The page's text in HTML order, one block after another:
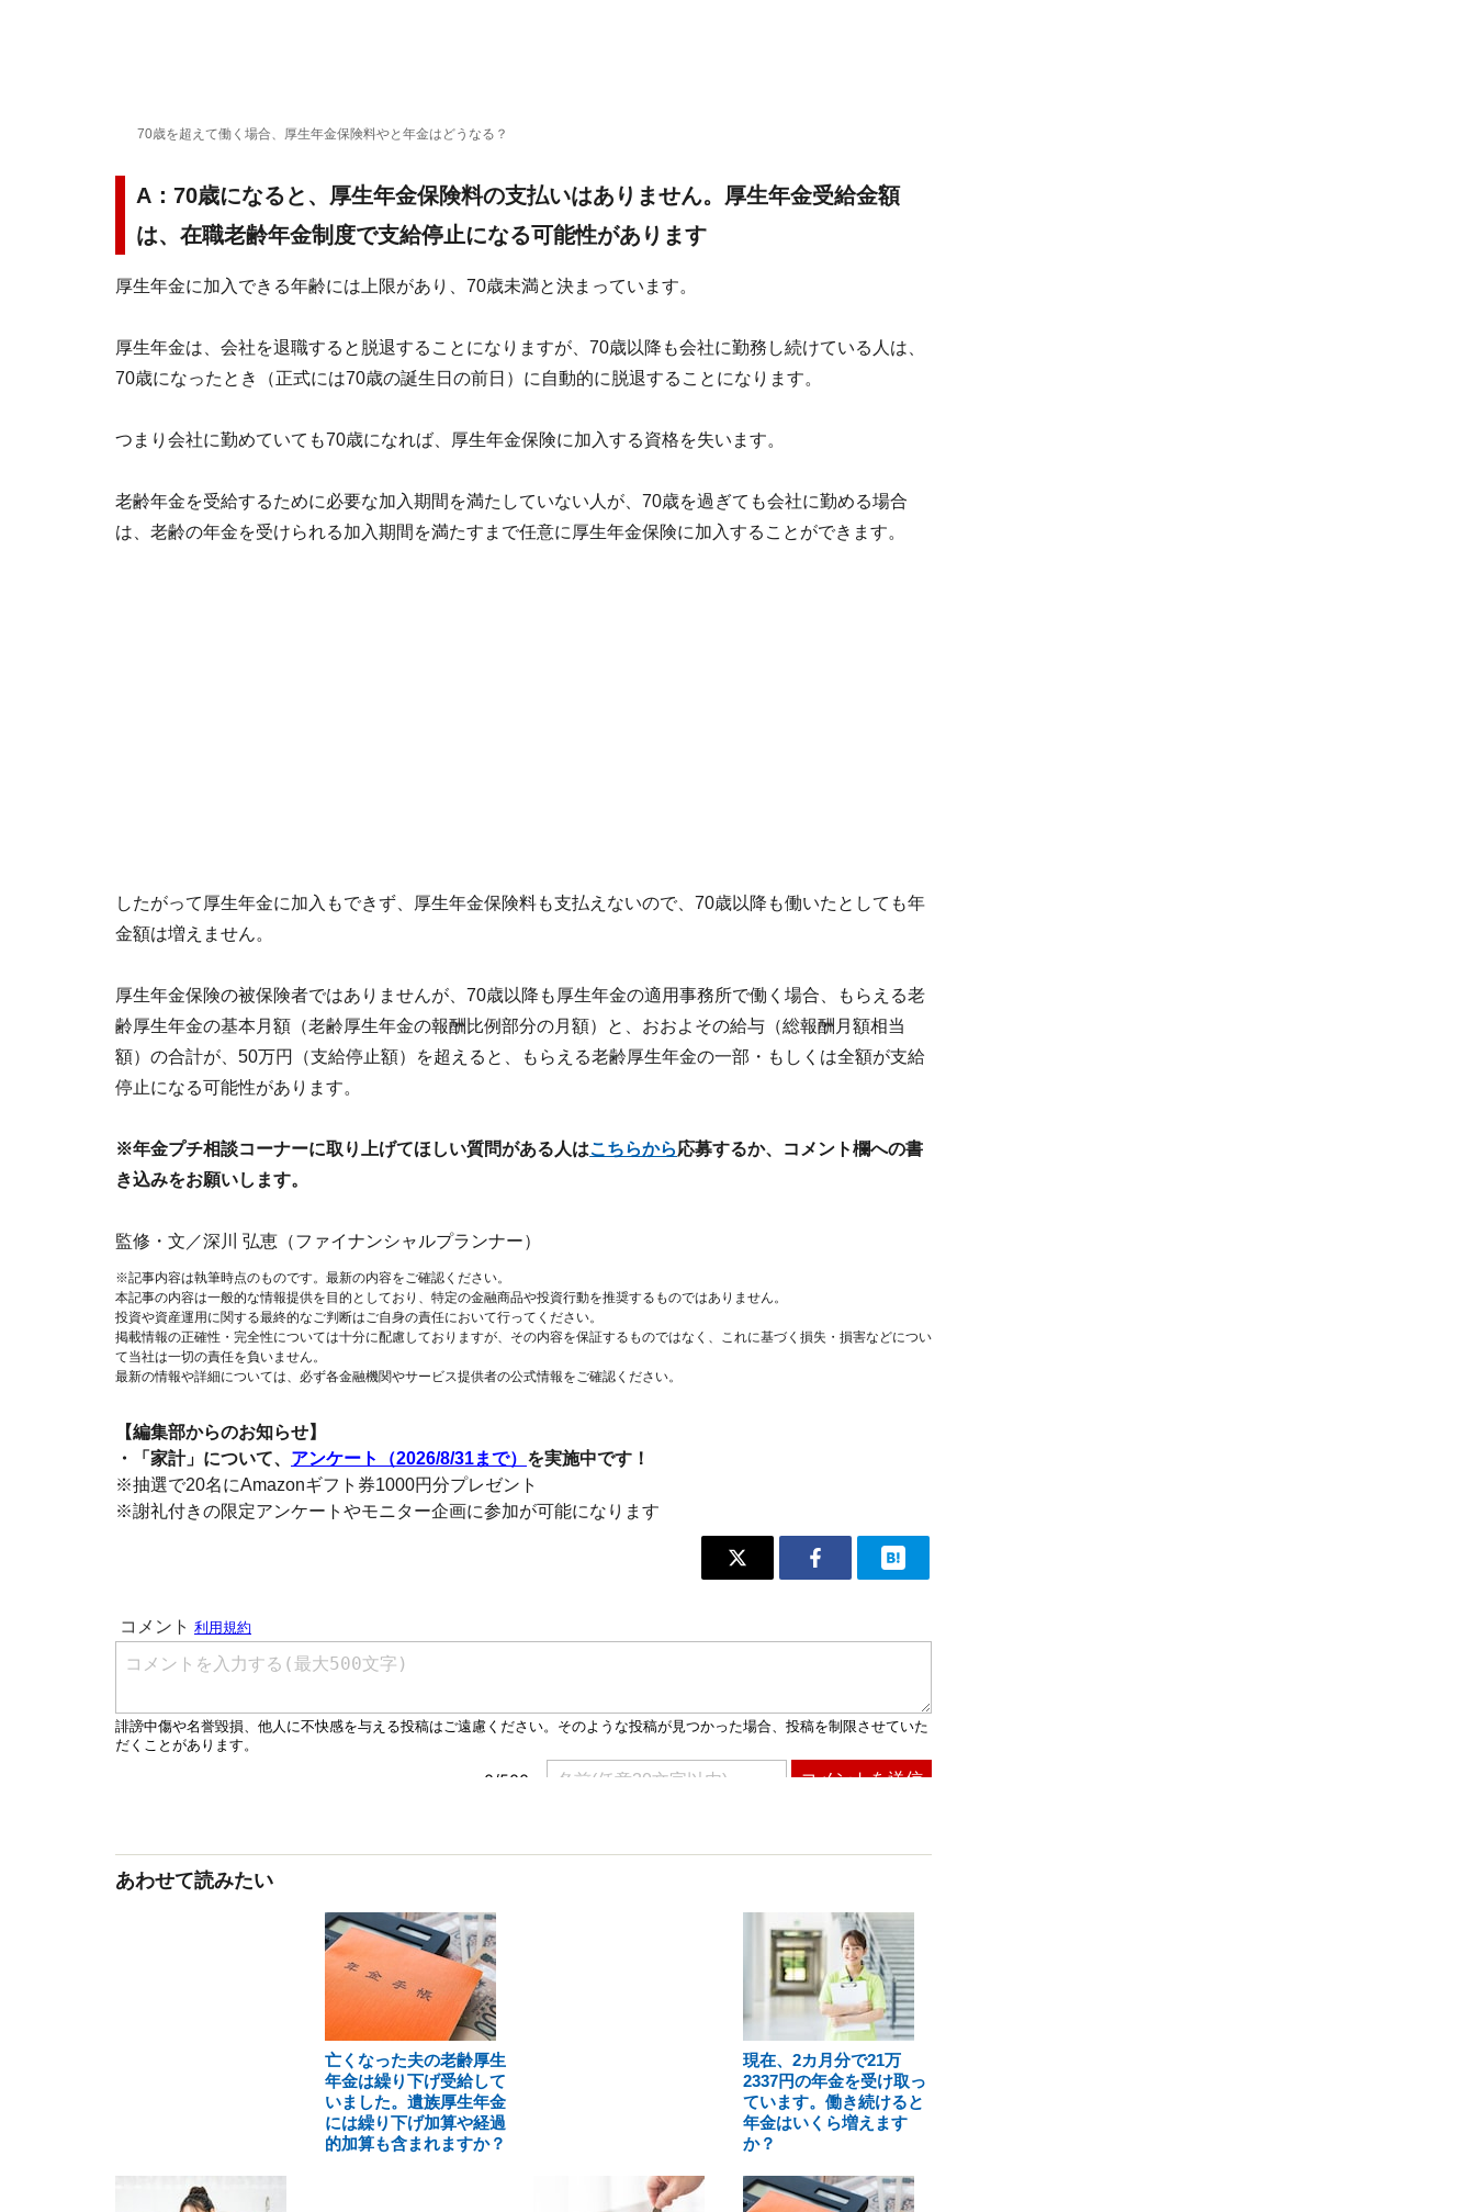
70歳を超えて働く場合、厚生年金保険料やと年金はどうなる？
A：70歳になると、厚生年金保険料の支払いはありません。厚生年金受給金額
は、在職老齢年金制度で支給停止になる可能性があります
厚生年金に加入できる年齢には上限があり、70歳未満と決まっています。
厚生年金は、会社を退職すると脱退することになりますが、70歳以降も会社に勤務し続けている人は、
70歳になったとき（正式には70歳の誕生日の前日）に自動的に脱退することになります。
つまり会社に勤めていても70歳になれば、厚生年金保険に加入する資格を失います。
老齢年金を受給するために必要な加入期間を満たしていない人が、70歳を過ぎても会社に勤める場合
は、老齢の年金を受けられる加入期間を満たすまで任意に厚生年金保険に加入することができます。
したがって厚生年金に加入もできず、厚生年金保険料も支払えないので、70歳以降も働いたとしても年
金額は増えません。
厚生年金保険の被保険者ではありませんが、70歳以降も厚生年金の適用事務所で働く場合、もらえる老
齢厚生年金の基本月額（老齢厚生年金の報酬比例部分の月額）と、おおよその給与（総報酬月額相当
額）の合計が、50万円（支給停止額）を超えると、もらえる老齢厚生年金の一部・もしくは全額が支給
停止になる可能性があります。
※年金プチ相談コーナーに取り上げてほしい質問がある人はこちらから応募するか、コメント欄への書
き込みをお願いします。
監修・文／深川 弘恵（ファイナンシャルプランナー）
※記事内容は執筆時点のものです。最新の内容をご確認ください。
本記事の内容は一般的な情報提供を目的としており、特定の金融商品や投資行動を推奨するものではありません。
投資や資産運用に関する最終的なご判断はご自身の責任において行ってください。
掲載情報の正確性・完全性については十分に配慮しておりますが、その内容を保証するものではなく、これに基づく損失・損害などについ
て当社は一切の責任を負いません。
最新の情報や詳細については、必ず各金融機関やサービス提供者の公式情報をご確認ください。
【編集部からのお知らせ】
・「家計」について、 アンケート（2026/8/31まで） を実施中です！
※抽選で20名にAmazonギフト券1000円分プレゼント
※謝礼付きの限定アンケートやモニター企画に参加が可能になります
あわせて読みたい
亡くなった夫の老齢厚生
年金は繰り下げ受給して
いました。遺族厚生年金
には繰り下げ加算や経過
的加算も含まれますか？
現在、2カ月分で21万
2337円の年金を受け取っ
ています。働き続けると
年金はいくら増えます
か？